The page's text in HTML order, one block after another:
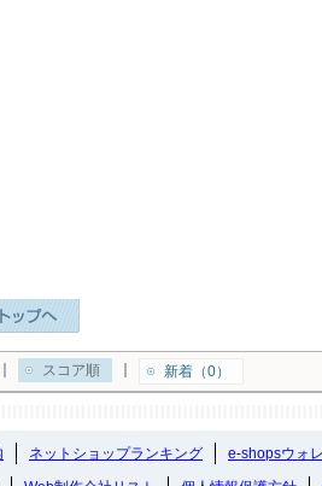
スコア順 新着（0）
ネットショップランキング e-shopsウォ